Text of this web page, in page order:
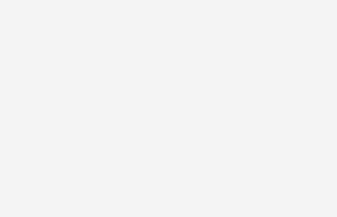
Handwerksunternehmen. Das
von ungefähr. Vielmehr denkt Johannes
Schritt voraus und will mit seinen
sein für aktuelle, aber auch zukünftige
diesem Anwenderbericht erzählt er von